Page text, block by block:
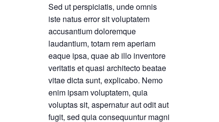
Sed ut perspiciatis, unde omnis
iste natus error sit voluptatem
accusantium doloremque
laudantium, totam rem aperiam
eaque ipsa, quae ab illo inventore
veritatis et quasi architecto beatae
vitae dicta sunt, explicabo. Nemo
enim ipsam voluptatem, quia
voluptas sit, aspernatur aut odit aut
fugit, sed quia consequuntur magni